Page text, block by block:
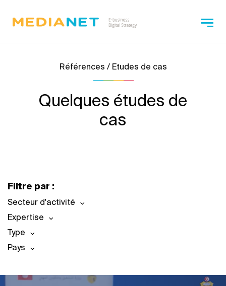
Références / Etudes de cas
Quelques études de
cas
Filtre par :
Secteur d'activité
Expertise
Type
Pays